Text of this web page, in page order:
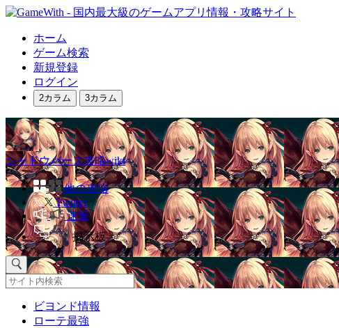
ホーム
ゲーム検索
新規登録
ログイン
2カラム 3カラム
シャドウバース攻略wiki
他の攻略
Twitter
速報
掲示板
ビヨンド情報
ローテ最強